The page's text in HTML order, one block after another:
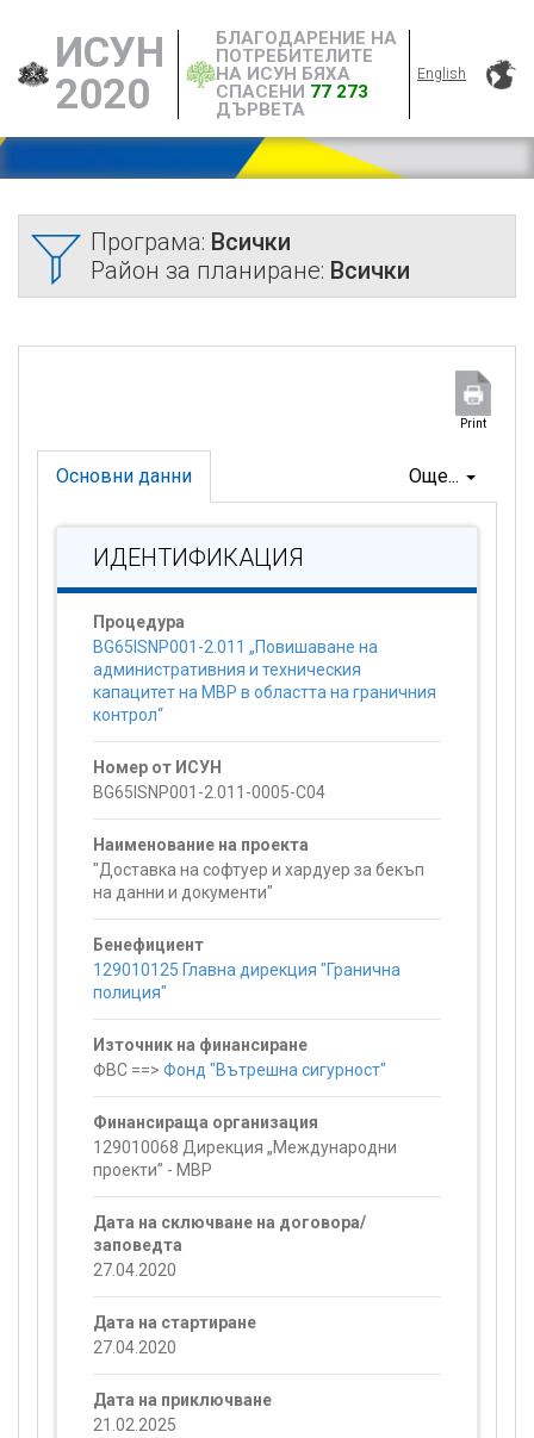
ИСУН
2020
БЛАГОДАРЕНИЕ НА
ПОТРЕБИТЕЛИТЕ
НА ИСУН БЯХА
СПАСЕНИ 77 273
ДЪРВЕТА
English
Програма: Всички
Район за планиране: Всички
Print
Още...
Основни данни
ИДЕНТИФИКАЦИЯ
Процедура
BG65ISNP001-2.011 „Повишаване на
административния и техническия
капацитет на МВР в областта на граничния
контрол“
Номер от ИСУН
BG65ISNP001-2.011-0005-C04
Наименование на проекта
"Доставка на софтуер и хардуер за бекъп
на данни и документи"
Бенефициент
129010125 Главна дирекция "Гранична
полиция"
Източник на финансиране
ФВС ==> Фонд "Вътрешна сигурност"
Финансираща организация
129010068 Дирекция „Международни
проекти” - МВР
Дата на сключване на договора/
заповедта
27.04.2020
Дата на стартиране
27.04.2020
Дата на приключване
21.02.2025